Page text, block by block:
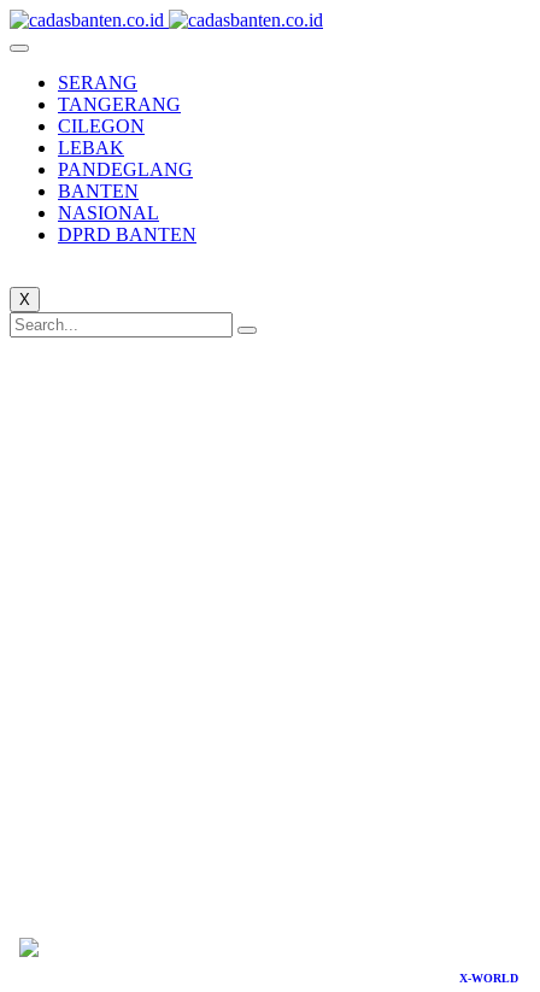
SERANG
TANGERANG
CILEGON
LEBAK
PANDEGLANG
BANTEN
NASIONAL
DPRD BANTEN
X
X-WORLD